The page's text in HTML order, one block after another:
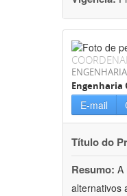
Engenharia
E-mail
Título do
Resumo: A
alternativos